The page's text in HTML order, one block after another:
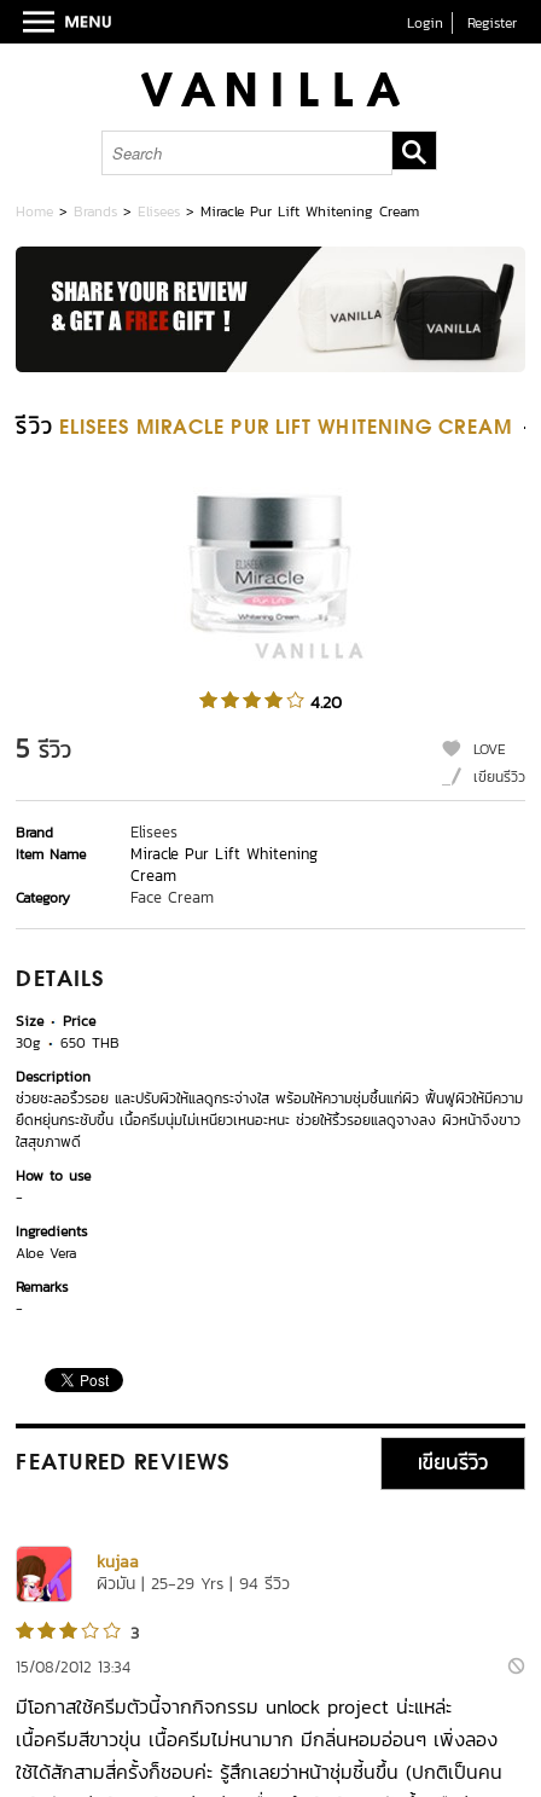
Login Register
Home > Brands > Elisees >Miracle Pur Lift Whitening Cream
รีวิว ELISEES MIRACLE PUR LIFT WHITENING CREAM
4.20
5 รีวิว
LOVE
เขียนรีวิว
Brand Elisees
Item Name
Miracle Pur Lift Whitening
Cream
Category Face Cream
DETAILS
Size
Price
30g
650 THB
Description
ช่วยชะลอริ้วรอย และปรับผิวให้แลดูกระจ่างใส พร้อมให้ความชุ่มชื้นแก่ผิว ฟื้นฟูผิวให้มีความ
ยืดหยุ่นกระชับขึ้น เนื้อครีมนุ่มไม่เหนียวเหนอะหนะ ช่วยให้ริ้วรอยแลดูจางลง ผิวหน้าจึงขาว
ใสสุขภาพดี
How to use
-
Ingredients
Aloe Vera
Remarks
-
FEATURED REVIEWS เขียนรีวิว
kujaa
ผิวมัน | 25-29 Yrs | 94 รีวิว
3
15/08/2012 13:34
มีโอกาสใช้ครีมตัวนี้จากกิจกรรม unlock project น่ะแหล่ะ
เนื้อครีมสีขาวขุ่น เนื้อครีมไม่หนามาก มีกลิ่นหอมอ่อนๆ เพิ่งลอง
ใช้ได้สักสามสี่ครั้งก็ชอบค่ะ รู้สึกเลยว่าหน้าชุ่มชี้นขึ้น (ปกติเป็นคน